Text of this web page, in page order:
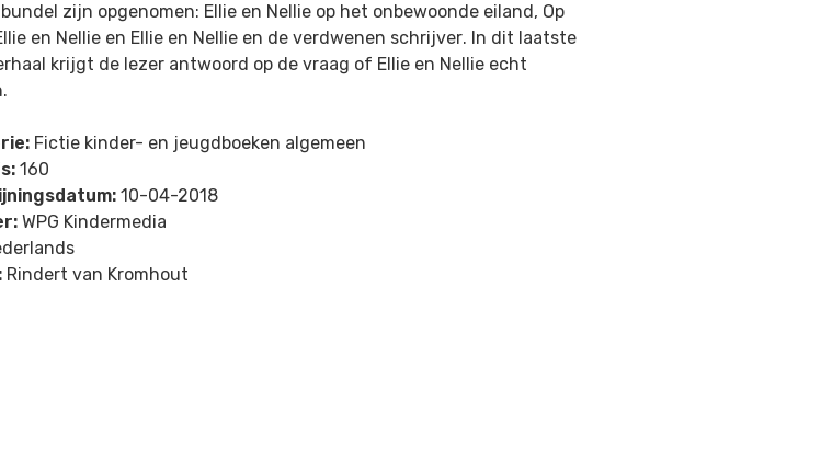
zijn opgenomen: Ellie en Nellie op het onbewoonde eiland, Op
en Nellie en Ellie en Nellie en de verdwenen schrijver. In dit laatste
krijgt de lezer antwoord op de vraag of Ellie en Nellie echt
Fictie kinder- en jeugdboeken algemeen
160
10-04-2018
WPG Kindermedia
Rindert van Kromhout